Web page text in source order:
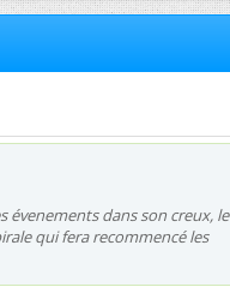
évenements dans son creux, le
qui fera recommencé les